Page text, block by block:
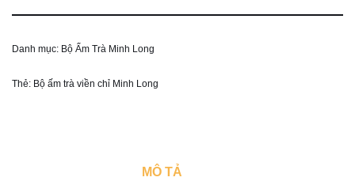
Danh mục: Bộ Ấm Trà Minh Long
Thẻ: Bộ ấm trà viền chỉ Minh Long
MÔ TẢ